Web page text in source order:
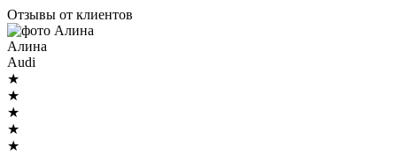
Отзывы от клиентов
Алина
Audi
★
★
★
★
★